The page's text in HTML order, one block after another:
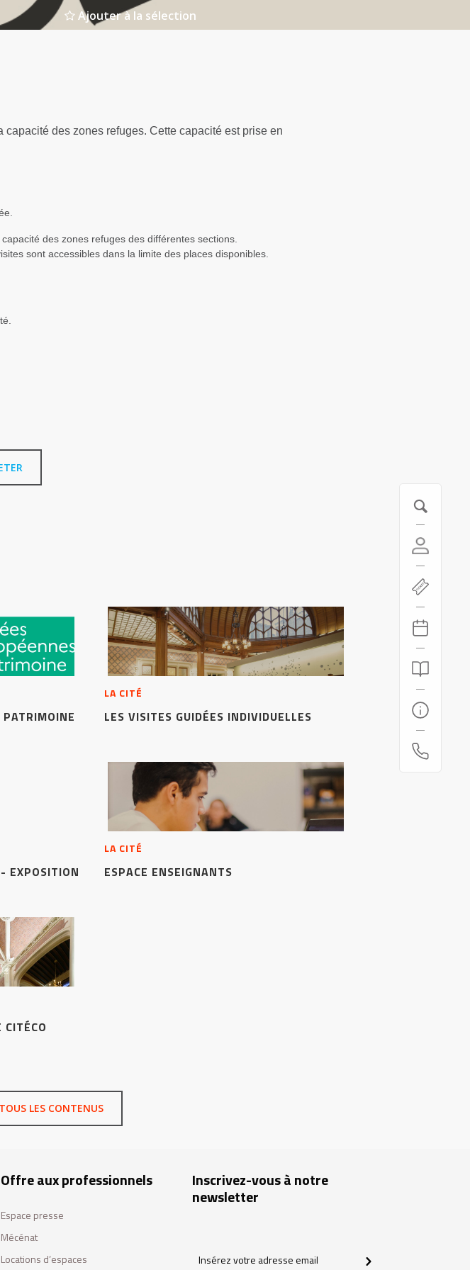
Ajouter à la sélection
des zones refuges. Cette capacité est prise en
des zones refuges des différentes sections.
sont accessibles dans la limite des places disponibles.
PATRIMOINE
LA CITÉ
LES VISITES GUIDÉES INDIVIDUELLES
EXPOSITION
LA CITÉ
ESPACE ENSEIGNANTS
LES CONTENUS
Offre aux professionnels
Espace presse
Mécénat
Locations d’espaces
Inscrivez-vous à notre
newsletter
Insérez